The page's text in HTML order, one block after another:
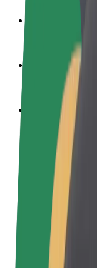
Restoran və ya
Daha çox müştəri
Avtopark sahibi
Avtoparkınızı
Biznes üçün Bolt
Biznesiniz üçün
Qaydalar və Şərtlər
Məxfilik
Kukilər
© 2026 Bolt